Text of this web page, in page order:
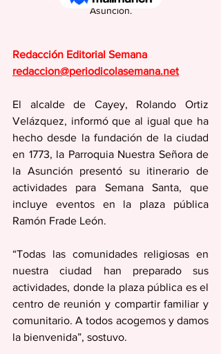
Asunción.
Redacción Editorial Semana
redaccion@periodicolasemana.net
El alcalde de Cayey, Rolando Ortiz
Velázquez, informó que al igual que ha
hecho desde la fundación de la ciudad
en 1773, la Parroquia Nuestra Señora de
la Asunción presentó su itinerario de
actividades para Semana Santa, que
incluye eventos en la plaza pública
Ramón Frade León.
“Todas las comunidades religiosas en
nuestra ciudad han preparado sus
actividades, donde la plaza pública es el
centro de reunión y compartir familiar y
comunitario. A todos acogemos y damos
la bienvenida”, sostuvo.